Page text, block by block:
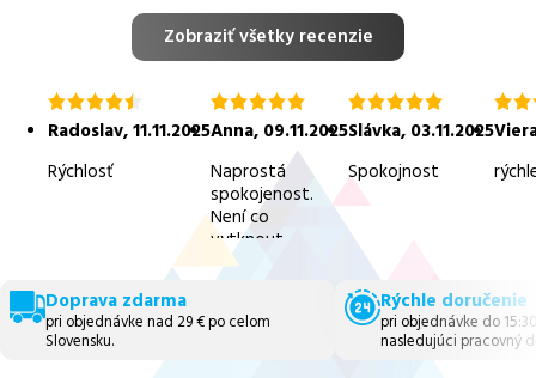
Zobraziť všetky recenzie
hodnotenie
4.5
5
Radoslav,11.11.2025
Rýchlosť
hodnotenie
5.0
5
Anna, 09.11.2025
Naprostá
spokojenost.
Není co
vytknout.
hodnotenie
5.0
5
Slávka, 03.11.2025
Spokojnost
5.0
5
Doprava zdarma
pri objednávke nad 29 € po celom
Slovensku.
Rýchle doručenie
pri objednávke do
nasledujúci pracovný